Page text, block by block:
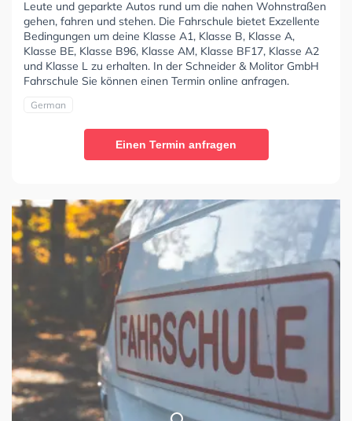
Leute und geparkte Autos rund um die nahen Wohnstraßen
gehen, fahren und stehen. Die Fahrschule bietet Exzellente
Bedingungen um deine Klasse A1, Klasse B, Klasse A,
Klasse BE, Klasse B96, Klasse AM, Klasse BF17, Klasse A2
und Klasse L zu erhalten. In der Schneider & Molitor GmbH
Fahrschule Sie können einen Termin online anfragen.
German
Einen Termin anfragen